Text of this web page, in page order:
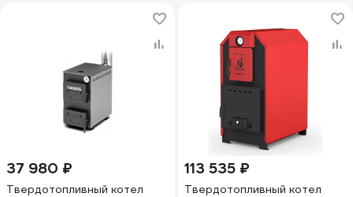
37 980 ₽
Твердотопливный котел
113 535 ₽
Твердотопливный котел